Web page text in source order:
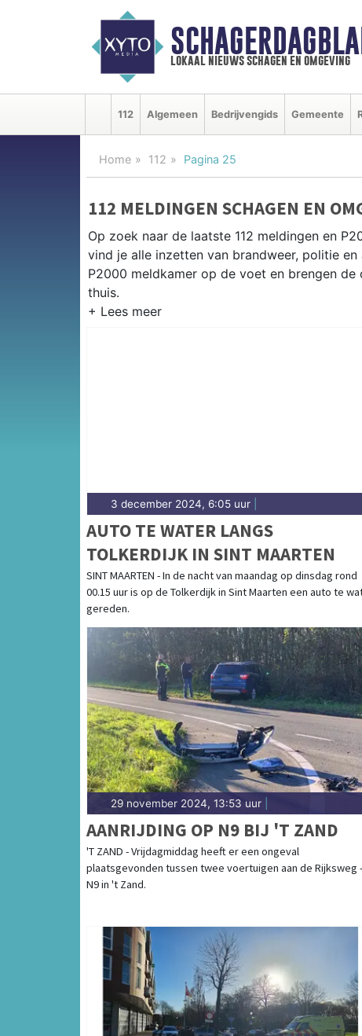
lokaal nieuws schagen en omgeving
112 Algemeen Bedrijvengids Gemeente
Home 112 Pagina 25
112 MELDINGEN SCHAGEN EN
Op zoek naar de laatste 112 meldingen en
vind je alle inzetten van brandweer, politie
P2000 meldkamer op de voet en brengen
thuis.
Van incidenten op de N9 en de N241 tot
Hensbroek en Sint Maarten — onze redactie
3 december 2024, 6:05 uur
AUTO TE WATER LANGS
TOLKERDIJK IN SINT MAARTEN
SINT MAARTEN - In de nacht van maandag op dinsdag rond
00.15 uur is op de Tolkerdijk in Sint Maarten een auto te
gereden.
29 november 2024, 13:53 uur
AANRIJDING OP N9 BIJ 'T ZAND
'T ZAND - Vrijdagmiddag heeft er een ongeval
plaatsgevonden tussen twee voertuigen aan de Rijksweg -
N9 in 't Zand.